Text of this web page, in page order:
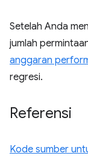
Setelah Anda
jumlah
anggaran
regresi.
Referensi
Kode sumber